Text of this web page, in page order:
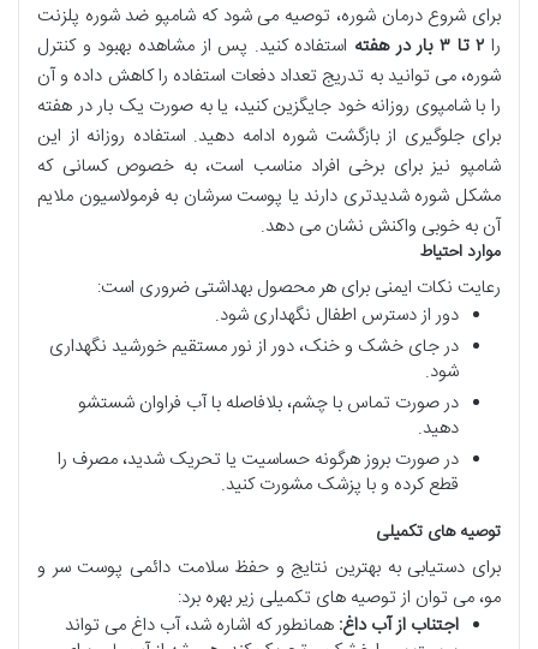
برای شروع درمان شوره، توصیه می شود که شامپو ضد شوره پلزنت
را ۲ تا ۳ بار در هفته
استفاده کنید. پس از مشاهده بهبود و کنترل
شوره، می توانید به تدریج تعداد دفعات استفاده را کاهش داده و آن
را با شامپوی روزانه خود جایگزین کنید، یا به صورت یک بار در هفته
برای جلوگیری از بازگشت شوره ادامه دهید. استفاده روزانه از این
شامپو نیز برای برخی افراد مناسب است، به خصوص کسانی که
مشکل شوره شدیدتری دارند یا پوست سرشان به فرمولاسیون ملایم
آن به خوبی واکنش نشان می دهد.
موارد احتیاط
رعایت نکات ایمنی برای هر محصول بهداشتی ضروری است:
دور از دسترس اطفال نگهداری شود.
در جای خشک و خنک، دور از نور مستقیم خورشید نگهداری
شود.
در صورت تماس با چشم، بلافاصله با آب فراوان شستشو
دهید.
در صورت بروز هرگونه حساسیت یا تحریک شدید، مصرف را
قطع کرده و با پزشک مشورت کنید.
توصیه های تکمیلی
برای دستیابی به بهترین نتایج و حفظ سلامت دائمی پوست سر و
مو، می توان از توصیه های تکمیلی زیر بهره برد:
اجتناب از آب داغ: همانطور که اشاره شد، آب داغ می تواند